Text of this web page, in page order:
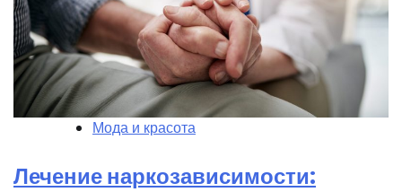
Мода и красота
Лечение наркозависимости: